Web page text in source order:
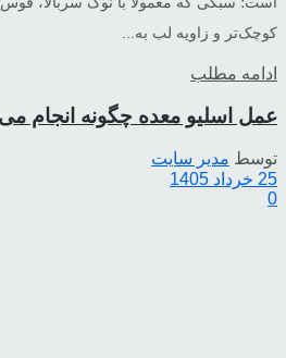
کوچک‌تر و زاویه لب به...
ادامه مطلب
عمل اسلیو معده چگونه انجام
توسط مدیر سایت
25 خرداد 1405
0